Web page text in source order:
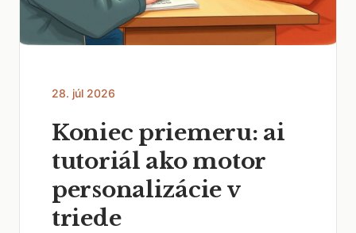
28. júl 2026
Koniec priemeru: ai
tutoriál ako motor
personalizácie v
triede